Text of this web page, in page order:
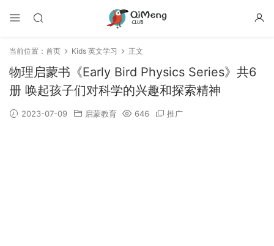
当前位置： 首页 Kids 英文学习 正文
物理启蒙书《Early Bird Physics Series》共6
册 唤起孩子们对科学的兴趣和探索精神
2023-07-09 启蒙教育 646 推广